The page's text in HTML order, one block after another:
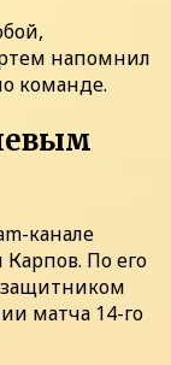
напомнил
команде.
канале
По его
матча 14-го